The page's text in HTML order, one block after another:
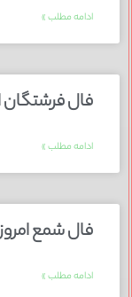
ادامه مطلب »
فال فرشتگان
ادامه مطلب »
فال شمع امروز
ادامه مطلب »